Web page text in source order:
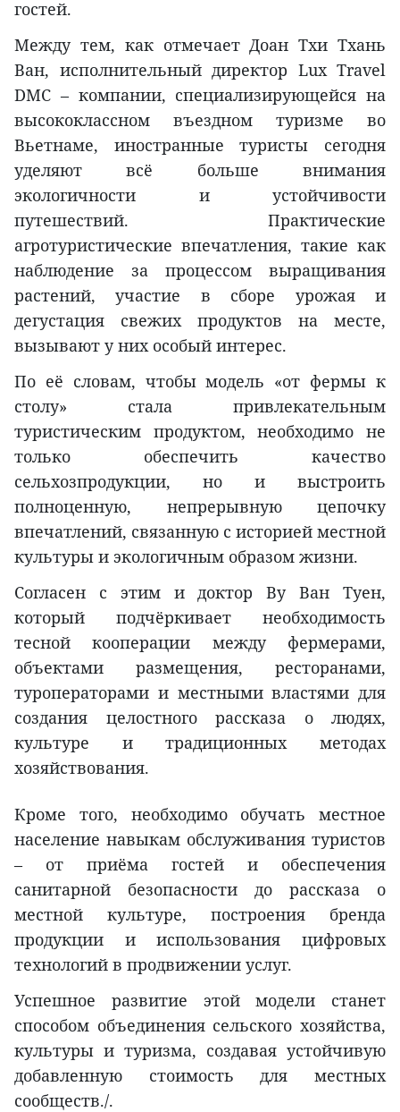
гостей.
Между тем, как отмечает Доан Тхи Тхань
Ван, исполнительный директор Lux Travel
DMC – компании, специализирующейся на
высококлассном въездном туризме во
Вьетнаме, иностранные туристы сегодня
уделяют всё больше внимания
экологичности и устойчивости
путешествий. Практические
агротуристические впечатления, такие как
наблюдение за процессом выращивания
растений, участие в сборе урожая и
дегустация свежих продуктов на месте,
вызывают у них особый интерес.
По её словам, чтобы модель «от фермы к
столу» стала привлекательным
туристическим продуктом, необходимо не
только обеспечить качество
сельхозпродукции, но и выстроить
полноценную, непрерывную цепочку
впечатлений, связанную с историей местной
культуры и экологичным образом жизни.
Согласен с этим и доктор Ву Ван Туен,
который подчёркивает необходимость
тесной кооперации между фермерами,
объектами размещения, ресторанами,
туроператорами и местными властями для
создания целостного рассказа о людях,
культуре и традиционных методах
хозяйствования.
Кроме того, необходимо обучать местное
население навыкам обслуживания туристов
– от приёма гостей и обеспечения
санитарной безопасности до рассказа о
местной культуре, построения бренда
продукции и использования цифровых
технологий в продвижении услуг.
Успешное развитие этой модели станет
способом объединения сельского хозяйства,
культуры и туризма, создавая устойчивую
добавленную стоимость для местных
сообществ./.